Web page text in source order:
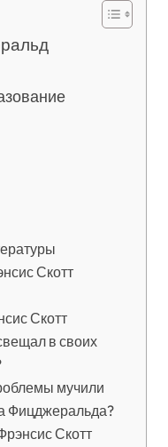
Скотт
Скотт
в своих
мучили
Фицджеральда?
Скотт